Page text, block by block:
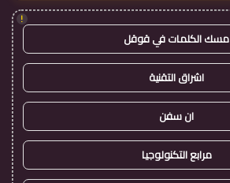
!
مسك الكلمات في قوقل
اشراق التقنية
ان سفن
مرابع التكنولوجيا